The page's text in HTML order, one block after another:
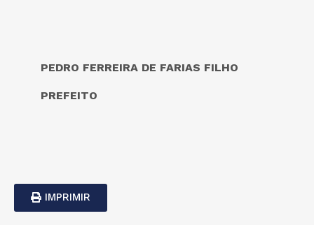
PEDRO FERREIRA DE FARIAS FILHO
PREFEITO
IMPRIMIR